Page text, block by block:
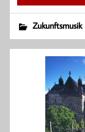
Zukunftsmusik